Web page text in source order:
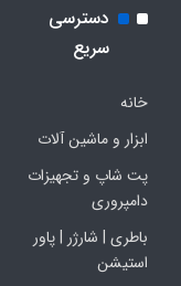
دسترسی
سریع
خانه
ابزار و ماشین آلات
پت شاپ و تجهیزات
دامپروری
باطری | شارژر | پاور
استیشن